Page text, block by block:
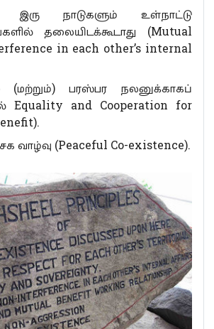
இரு நாடுகளும் உள்நாட்டு
தலையிடக்கூடாது (Mutual
in each other’s internal
(மற்றும்) பரஸ்பர நலனுக்காகப்
Equality and Cooperation for
வாழ்வு (Peaceful Co-existence).